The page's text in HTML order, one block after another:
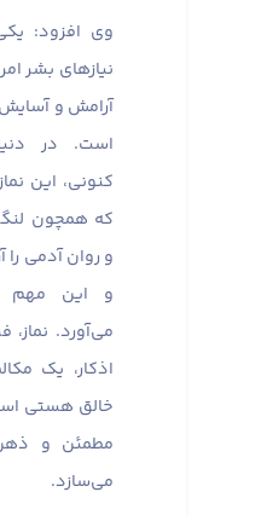
وی افزود:
نیازهای بشر
آرامش و
است. در
کنونی، این
که همچون
و روان آدمی
و این مهم
می‌آورد. نماز،
اذکار، یک
خالق هستی
مطمئن و
می‌سازد.